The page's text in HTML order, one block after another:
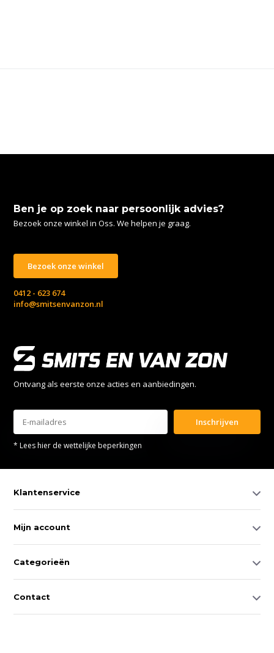
Ben je op zoek naar persoonlijk advies?
Bezoek onze winkel in Oss. We helpen je graag.
Bezoek onze winkel
0412 - 623 674
info@smitsenvanzon.nl
Ontvang als eerste onze acties en aanbiedingen.
Inschrijven
* Lees hier de wettelijke beperkingen
Klantenservice
Mijn account
Categorieën
Contact